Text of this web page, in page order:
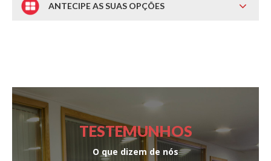
ANTECIPE AS SUAS OPÇÕES
TESTEMUNHOS
O que dizem de nós